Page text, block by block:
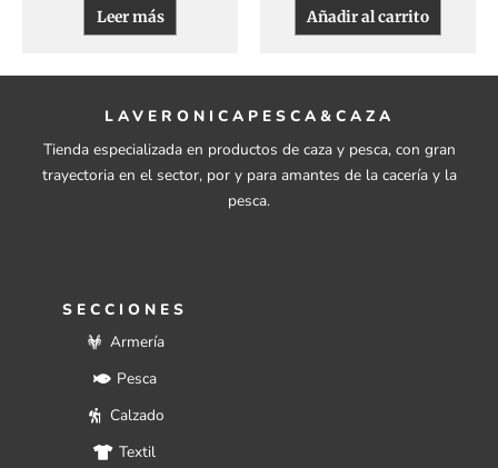
Leer más Añadir al carrito
LAVERONICAPESCA&CAZA
Tienda especializada en productos de caza y pesca, con gran
trayectoria en el sector, por y para amantes de la cacería y la
pesca.
SECCIONES
Armería
Pesca
Calzado
Textil